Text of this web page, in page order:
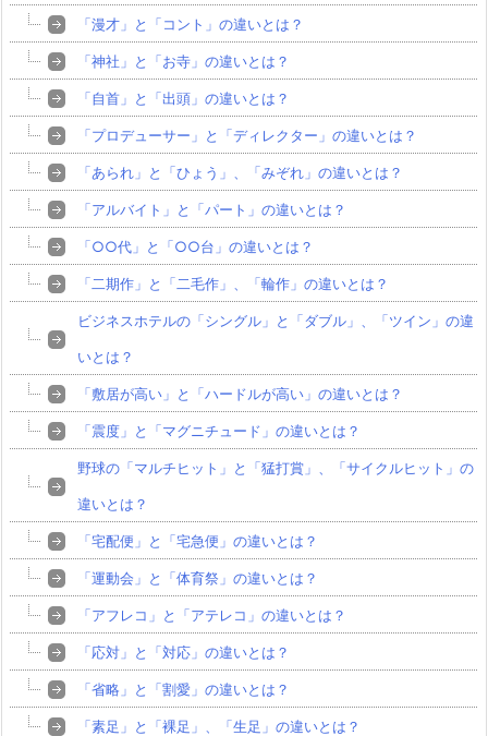
「漫才」と「コント」の違いとは？
「神社」と「お寺」の違いとは？
「自首」と「出頭」の違いとは？
「プロデューサー」と「ディレクター」の違いとは？
「あられ」と「ひょう」、「みぞれ」の違いとは？
「アルバイト」と「パート」の違いとは？
「○○代」と「○○台」の違いとは？
「二期作」と「二毛作」、「輪作」の違いとは？
ビジネスホテルの「シングル」と「ダブル」、「ツイン」の違
いとは？
「敷居が高い」と「ハードルが高い」の違いとは？
「震度」と「マグニチュード」の違いとは？
野球の「マルチヒット」と「猛打賞」、「サイクルヒット」の
違いとは？
「宅配便」と「宅急便」の違いとは？
「運動会」と「体育祭」の違いとは？
「アフレコ」と「アテレコ」の違いとは？
「応対」と「対応」の違いとは？
「省略」と「割愛」の違いとは？
「素足」と「裸足」、「生足」の違いとは？